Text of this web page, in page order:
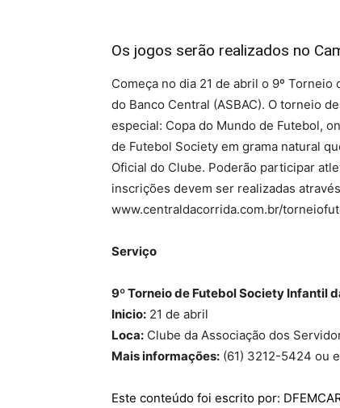
Os jogos serão realizados no
Começa no dia 21 de abril o 9º
do Banco Central (ASBAC). O torneio
especial: Copa do Mundo de Futebol,
de Futebol Society em grama natural
Oficial do Clube. Poderão participar
inscrições devem ser realizadas
www.centraldacorrida.com.br/
Serviço
9º Torneio de Futebol Society Infantil
Inicio: 21 de abril
Loca: Clube da Associação dos
Mais informações: (61) 3212-5424 ou
Este conteúdo foi escrito por: